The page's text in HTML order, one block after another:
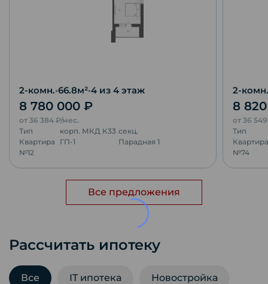
2-комн.•66.8м²•4 из 4 этаж
8 780 000 ₽
от 36 384 ₽/мес.
Тип
Квартира
корп. МКД К33
ГП-1
секц.
Парадная 1
№12
2-комн.
8
от 36
Тип
Квартира
№74
Все предложения
Рассчитать ипотеку
Все IT ипотека Новостройка